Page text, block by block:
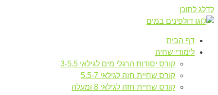
לדלג לתוכן
דף הבית
לימודי שחיה
קורס יסודות הרגלי מים לגילאי 3-5.5
קורס שחיית חזה לגילאי 5.5-7
קורס שחיית חזה לגילאי 8 ומעלה